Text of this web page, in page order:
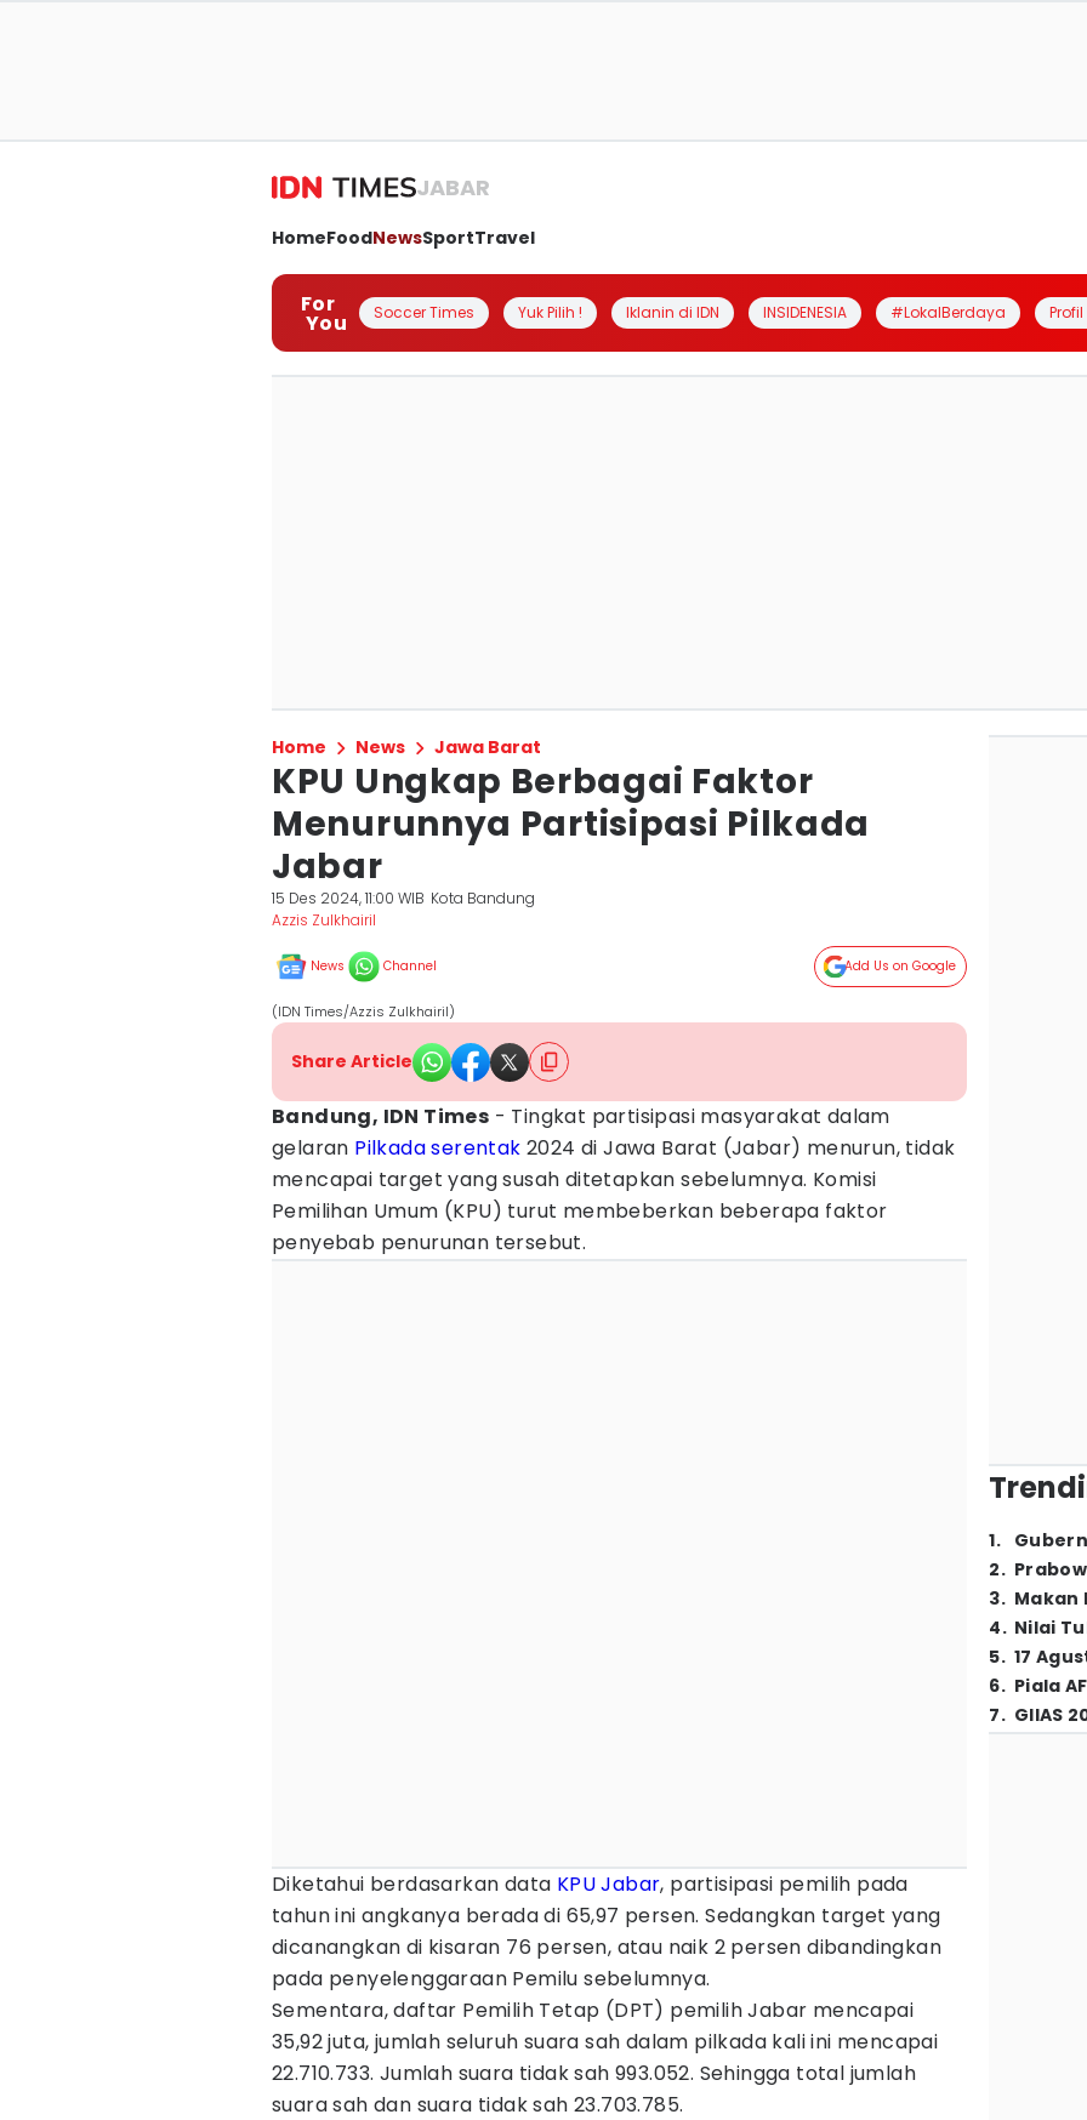
JABAR
HomeFoodNewsSportTravel
For
You Soccer Times Yuk Pilih ! Iklanin di IDN INSIDENESIA #LokalBerdaya
Home News Jawa Barat
KPU Ungkap Berbagai Faktor
Menurunnya Partisipasi Pilkada
Jabar
15 Des 2024, 11:00 WIB Kota Bandung
Azzis Zulkhairil
News Channel Add Us on Google
(IDN Times/Azzis Zulkhairil)
Share Article
Bandung, IDN Times - Tingkat partisipasi masyarakat dalam
gelaran Pilkada serentak 2024 di Jawa Barat (Jabar) menurun, tidak
mencapai target yang susah ditetapkan sebelumnya. Komisi
Pemilihan Umum (KPU) turut membeberkan beberapa faktor
penyebab penurunan tersebut.
Diketahui berdasarkan data KPU Jabar, partisipasi pemilih pada
tahun ini angkanya berada di 65,97 persen. Sedangkan target yang
dicanangkan di kisaran 76 persen, atau naik 2 persen dibandingkan
pada penyelenggaraan Pemilu sebelumnya.
Sementara, daftar Pemilih Tetap (DPT) pemilih Jabar mencapai
35,92 juta, jumlah seluruh suara sah dalam pilkada kali ini mencapai
22.710.733. Jumlah suara tidak sah 993.052. Sehingga total jumlah
suara sah dan suara tidak sah 23.703.785.
1.
2.
3. Makan
4. Nilai
5. 17
6. Piala
7. GIIAS